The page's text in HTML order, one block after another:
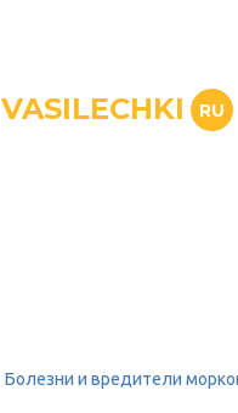
VASILECHKI RU
Болезни и вредители